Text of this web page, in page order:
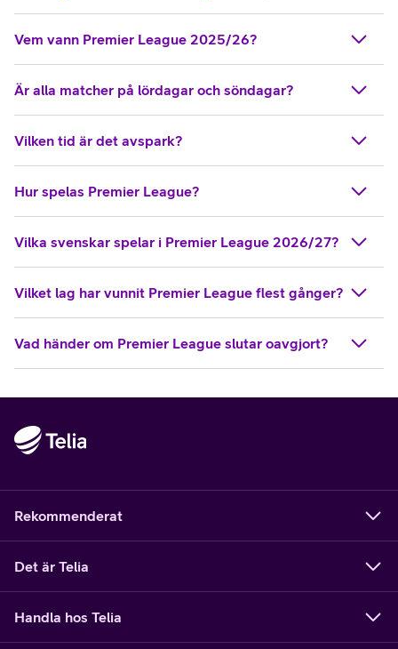
Vem vann Premier League 2025/26?
Är alla matcher på lördagar och söndagar?
Vilken tid är det avspark?
Hur spelas Premier League?
Vilka svenskar spelar i Premier League 2026/27?
Vilket lag har vunnit Premier League flest gånger?
Vad händer om Premier League slutar oavgjort?
Rekommenderat
Det är Telia
Handla hos Telia